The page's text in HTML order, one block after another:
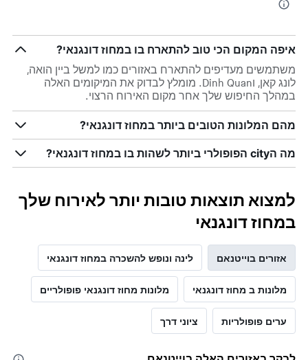
איפה המקום הכי טוב להתארח בו במחוז דונגנאי?
משתמשים מעדיפים להתארח באזורים כמו למשל ביין הואה,
לונג קאן, וDinh Quan. מומלץ לבדוק את המיקומים האלה
במהלך החיפוש שלך אחר מקום האירוח הרצוי.
מהם המלונות הטובים ביותר במחוז דונגנאי?
מה הcity הפופולרי ביותר לשהות בו במחוז דונגנאי?
למצוא תוצאות טובות יותר לאירוח שלך
במחוז דונגנאי
אזורים בוייטנאם לינה ונופש להשכרה במחוז דונגנאי
מלונות ב מחוז דונגנאי מלונות מחוז דונגנאי פופולריים
ערים פופולריות ציוני דרך